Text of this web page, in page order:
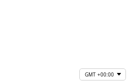
GMT +00:00